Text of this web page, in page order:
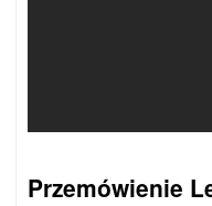
Przemówienie